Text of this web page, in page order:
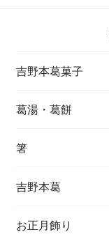
吉野本葛菓子
葛湯・葛餅
箸
吉野本葛
お正月飾り